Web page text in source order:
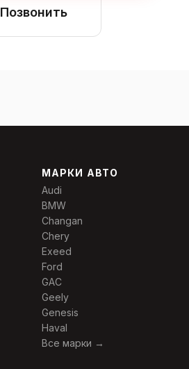
Позвонить
МАРКИ АВТО
Audi
BMW
Changan
Chery
Exeed
Ford
GAC
Geely
Genesis
Haval
Все марки →